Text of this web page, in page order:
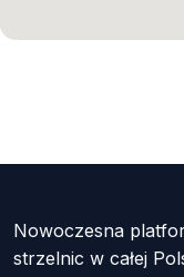
Nowoczesna
strzelnic w całej